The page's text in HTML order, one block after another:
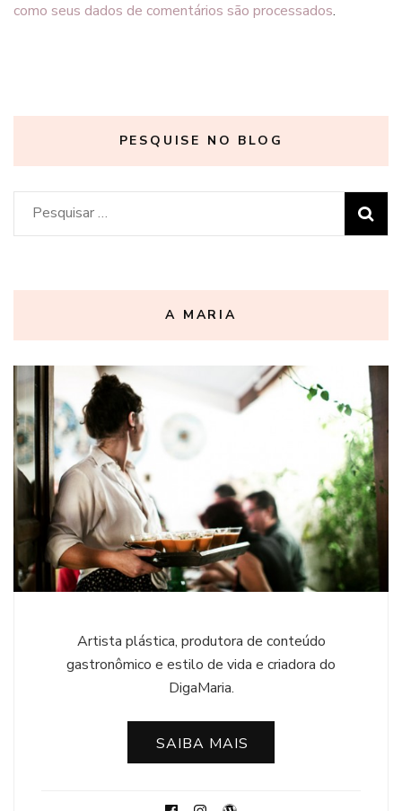
como seus dados de comentários são processados.
PESQUISE NO BLOG
Pesquisar
por:
A MARIA
Artista plástica, produtora de conteúdo
gastronômico e estilo de vida e criadora do
DigaMaria.
SAIBA MAIS